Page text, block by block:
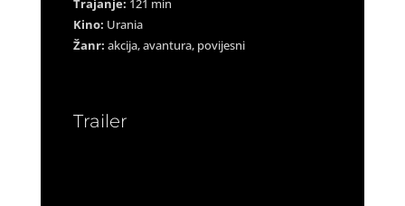
Trajanje: 121 min
Kino: Urania
Žanr: akcija, avantura, povijesni
Trailer